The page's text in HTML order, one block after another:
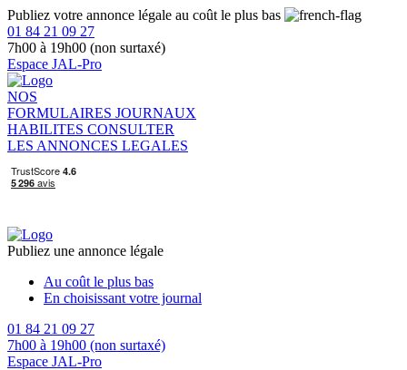
Publiez votre annonce légale au coût le plus bas
01 84 21 09 27
7h00 à 19h00 (non surtaxé)
Espace JAL-Pro
NOS
FORMULAIRES JOURNAUX
HABILITES CONSULTER
LES ANNONCES LEGALES
Publiez une annonce légale
Au coût le plus bas
En choisissant votre journal
01 84 21 09 27
7h00 à 19h00 (non surtaxé)
Espace JAL-Pro